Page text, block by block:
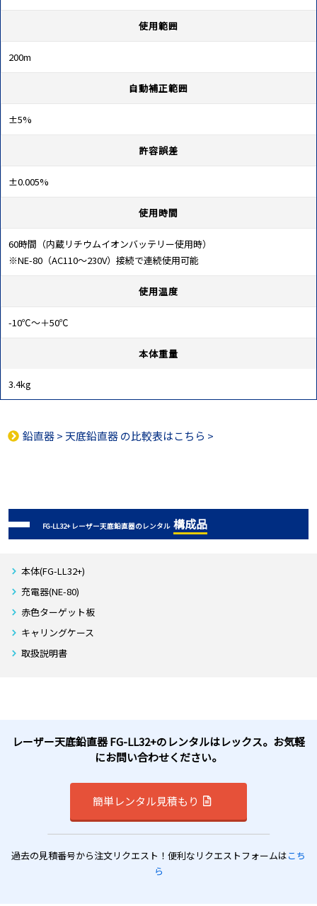
使用範囲
200m
自動補正範囲
±5%
許容誤差
±0.005%
使用時間
60時間（内蔵リチウムイオンバッテリー使用時）
※NE-80（AC110～230V）接続で連続使用可能
使用温度
-10℃～＋50℃
本体重量
3.4kg
鉛直器> 天底鉛直器の比較表はこちら >
FG-LL32+ レーザー天底鉛直器のレンタル 構成品
本体(FG-LL32+)
充電器(NE-80)
赤色ターゲット板
キャリングケース
取扱説明書
レーザー天底鉛直器 FG-LL32+のレンタルはレックス。お気軽
にお問い合わせください。
簡単レンタル見積もり
過去の見積番号から注文リクエスト！便利なリクエストフォームはこち
ら